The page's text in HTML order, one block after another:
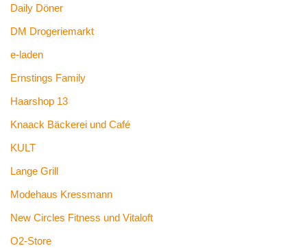
Daily Döner
DM Drogeriemarkt
e-laden
Ernstings Family
Haarshop 13
Knaack Bäckerei und Café
KULT
Lange Grill
Modehaus Kressmann
New Circles Fitness und Vitaloft
O2-Store